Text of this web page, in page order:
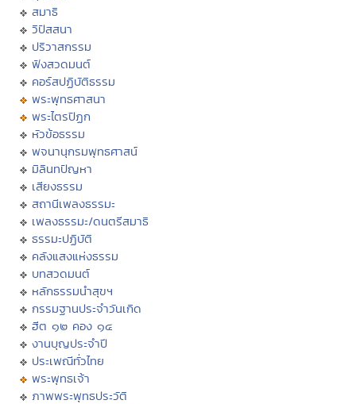
สมาธิ
วิปัสสนา
ปริวาสกรรม
ฟังสวดมนต์
คอร์สปฏิบัติธรรม
พระพุทธศาสนา
พระไตรปิฏก
หัวข้อธรรม
พจนานุกรมพุทธศาสน์
มิลินทปัญหา
เสียงธรรม
สถานีเพลงธรรมะ
เพลงธรรมะ/ดนตรีสมาธิ
ธรรมะปฏิบัติ
คลังแสงแห่งธรรม
บทสวดมนต์
หลักธรรมนำสุขฯ
กรรมฐานประจำวันเกิด
ฮีต ๑๒ คอง ๑๔
งานบุญประจำปี
ประเพณีทั่วไทย
พระพุทธเจ้า
ภาพพระพุทธประวัติ